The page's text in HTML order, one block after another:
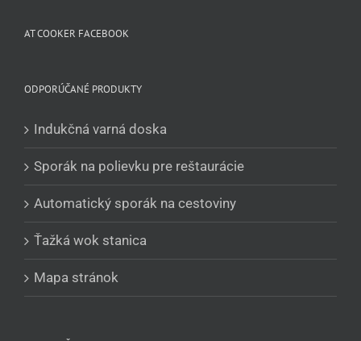
AT COOKER FACEBOOK
ODPORÚČANÉ PRODUKTY
Indukčná varná doska
Sporák na polievku pre reštaurácie
Automatický sporák na cestoviny
Ťažká wok stanica
Mapa stránok
Tagalog
O‘zbekcha
Turkmen